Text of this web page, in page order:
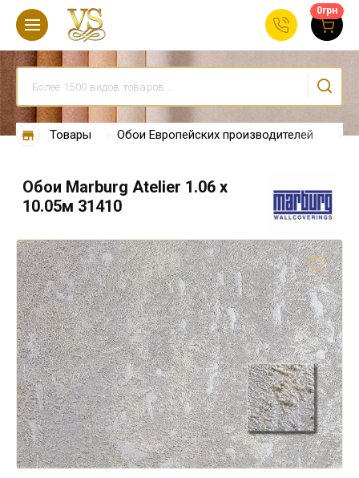
0грн
Товары Обои Европейских производителей
Обои Marburg Atelier 1.06 х
10.05м 31410